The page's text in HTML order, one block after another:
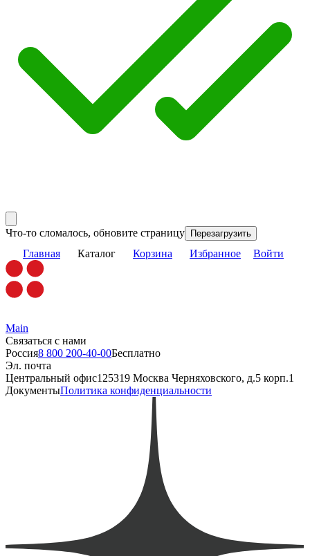
Что-то сломалось, обновите страницу Перезагрузить
Главная Каталог Корзина Избранное Войти
Main
Связаться с нами
Россия8 800 200-40-00Бесплатно
Эл. почта
Центральный офис125319 Москва Черняховского, д.5 корп.1
ДокументыПолитика конфиденциальности